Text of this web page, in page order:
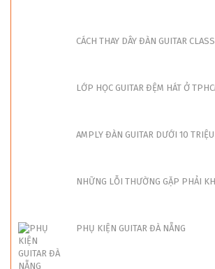
CÁCH THAY DÂY ĐÀN GUITAR
LỚP HỌC GUITAR ĐỆM HÁT Ở
AMPLY ĐÀN GUITAR DƯỚI 10 TRIỆU
NHỮNG LỖI THƯỜNG GẶP PHẢI
PHỤ KIỆN GUITAR ĐÀ NẴNG